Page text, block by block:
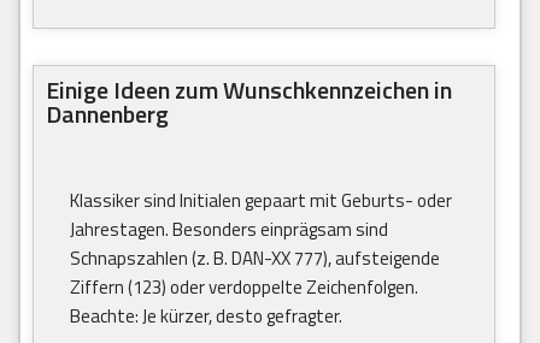
Einige Ideen zum Wunschkennzeichen in
Dannenberg
Klassiker sind Initialen gepaart mit Geburts- oder
Jahrestagen. Besonders einprägsam sind
Schnapszahlen (z. B. DAN-XX 777), aufsteigende
Ziffern (123) oder verdoppelte Zeichenfolgen.
Beachte: Je kürzer, desto gefragter.